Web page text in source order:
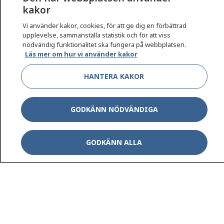
sjukdomar och vilka mottagningar du kan kontakta.
Logga in för att läsa din journal och göra dina
vårdärenden. Ring telefonnummer 1177 för
sjukvårdsrådgivning dygnet runt.
1177 ger dig råd när du vill må bättre.
1177 på flera språk Show
kakor
Vi använder kakor, cookies, för att ge dig en förbättrad
upplevelse, sammanställa statistik och för att viss
nödvändig funktionalitet ska fungera på webbplatsen.
Läs mer om hur vi använder kakor
HANTERA KAKOR
GODKÄNN NÖDVÄNDIGA
GODKÄNN ALLA